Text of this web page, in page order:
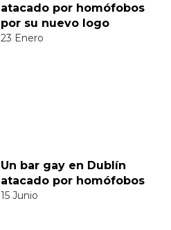
atacado por homófobos
por su nuevo logo
23 Enero
Un bar gay en Dublín
atacado por homófobos
15 Junio